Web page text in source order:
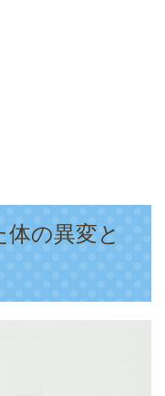
体の異変と